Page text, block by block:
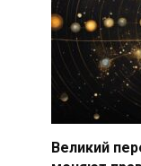
Великий